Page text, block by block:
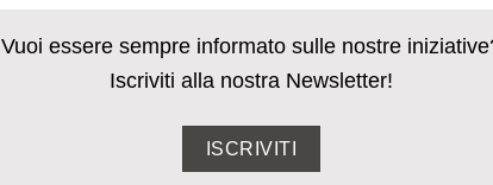
Vuoi essere sempre informato sulle nostre
Iscriviti alla nostra Newsletter!
ISCRIVITI